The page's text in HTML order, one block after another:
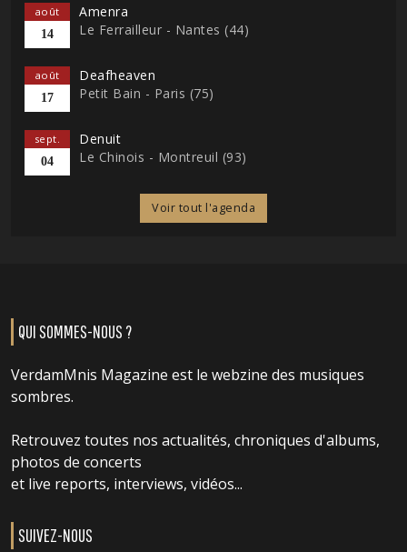
août
14
Amenra
Le Ferrailleur - Nantes (44)
août
17
Deafheaven
Petit Bain - Paris (75)
sept.
04
Denuit
Le Chinois - Montreuil (93)
Voir tout l'agenda
QUI SOMMES-NOUS ?
VerdamMnis Magazine est le webzine des musiques
sombres.
Retrouvez toutes nos actualités, chroniques d'albums,
photos de concerts
et live reports, interviews, vidéos...
SUIVEZ-NOUS